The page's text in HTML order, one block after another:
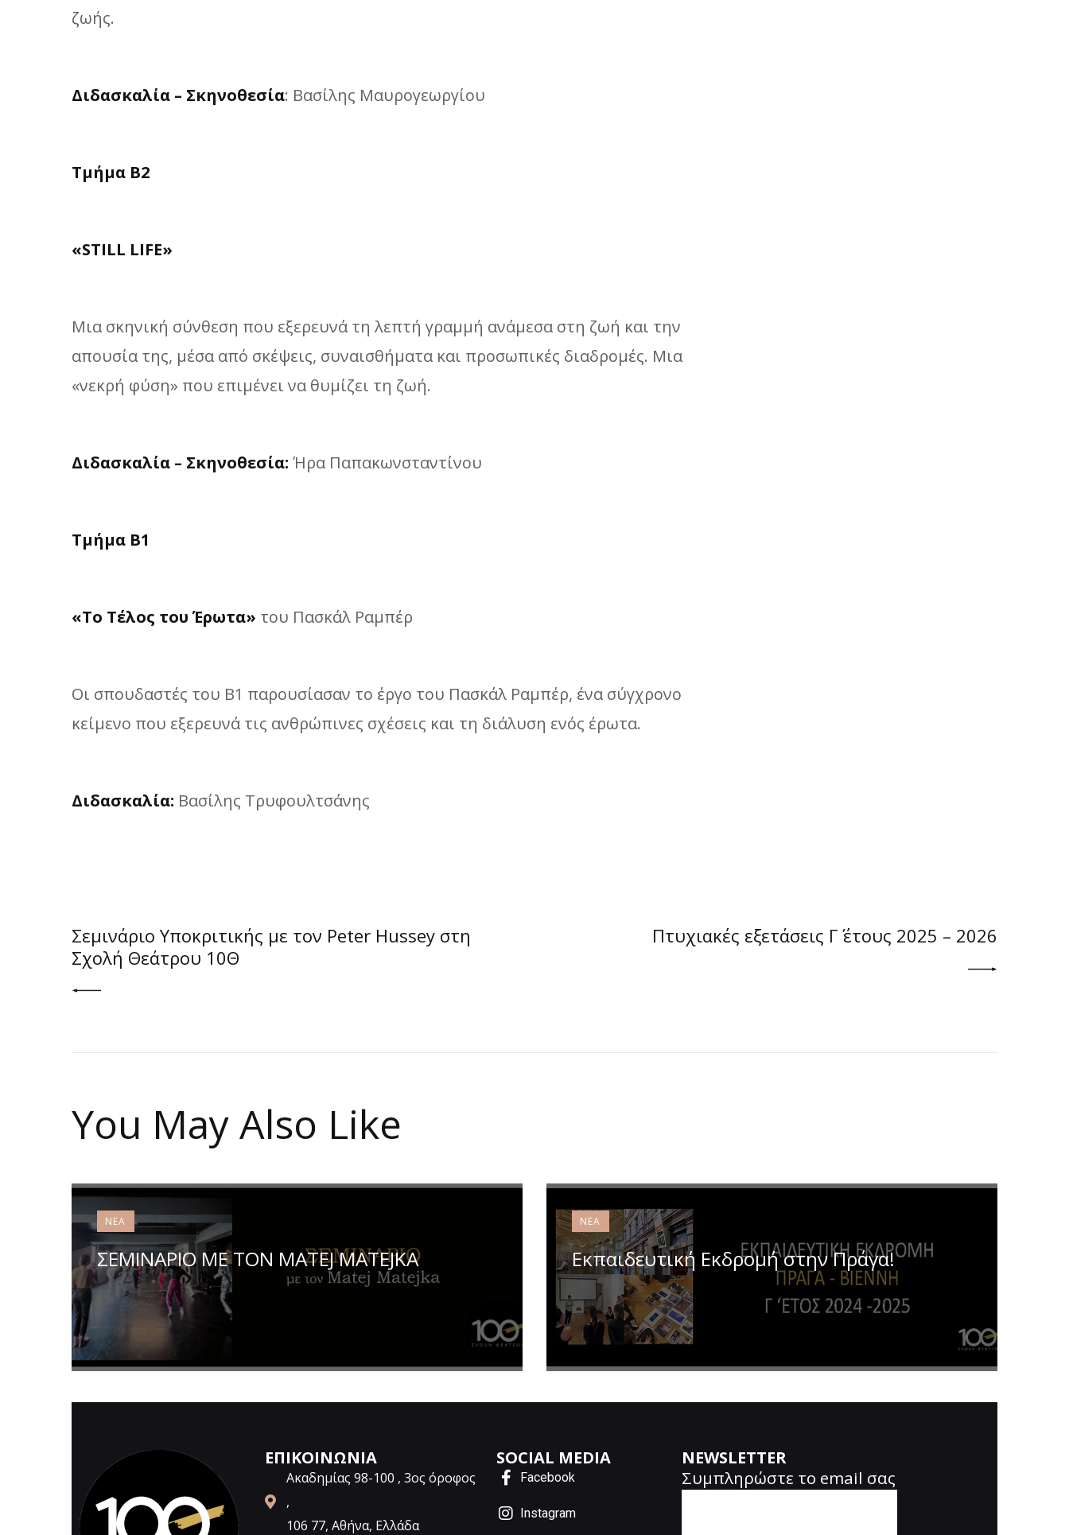
ζωής.
Διδασκαλία – Σκηνοθεσία: Βασίλης Μαυρογεωργίου
Τμήμα Β2
«STILL LIFE»
Μια σκηνική σύνθεση που εξερευνά τη λεπτή γραμμή ανάμεσα στη ζωή και την
απουσία της, μέσα από σκέψεις, συναισθήματα και προσωπικές διαδρομές. Μια
«νεκρή φύση» που επιμένει να θυμίζει τη ζωή.
Διδασκαλία – Σκηνοθεσία: Ήρα Παπακωνσταντίνου
Τμήμα Β1
«Το Τέλος του Έρωτα» του Πασκάλ Ραμπέρ
Οι σπουδαστές του Β1 παρουσίασαν το έργο του Πασκάλ Ραμπέρ, ένα σύγχρονο
κείμενο που εξερευνά τις ανθρώπινες σχέσεις και τη διάλυση ενός έρωτα.
Διδασκαλία: Βασίλης Τρυφουλτσάνης
Σεμινάριο Υποκριτικής με τον Peter Hussey στη
Σχολή Θεάτρου 10Θ
Πτυχιακές εξετάσεις Γ΄ έτους 2025 – 2026
You May Also Like
ΝΈΑ
ΣΕΜΙΝΑΡΙΟ ΜΕ ΤΟΝ MATEJ MATEJKA
ΝΈΑ
Εκπαιδευτική Εκδρομή στην Πράγα!
ΕΠΙΚΟΙΝΩΝΙΑ
Ακαδημίας 98-100 , 3ος όροφος
,
106 77, Αθήνα, Ελλάδα
SOCIAL MEDIA
Facebook
Instagram
NEWSLETTER
Συμπληρώστε το email σας